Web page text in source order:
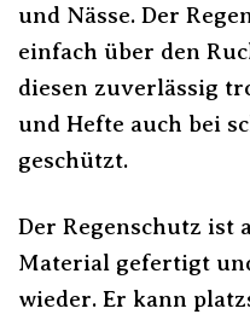
und Nässe. Der
einfach über den
diesen zuverlässig
und Hefte auch bei
geschützt.
Der Regenschutz ist
Material gefertigt
wieder. Er kann